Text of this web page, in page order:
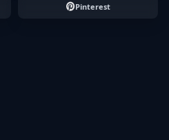
Pinterest